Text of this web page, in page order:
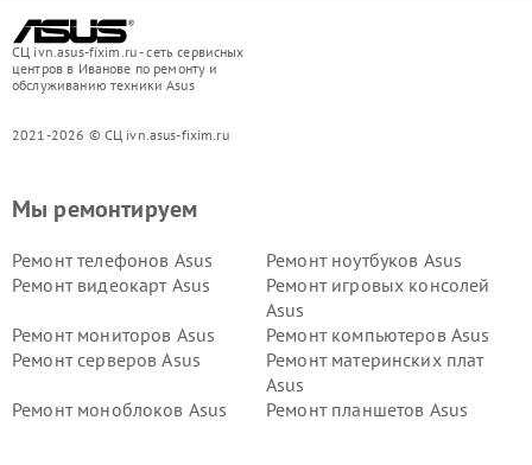
СЦ ivn.asus-fixim.ru - сеть сервисных
центров в Иванове по ремонту и
обслуживанию техники Asus
2021-2026 © СЦ ivn.asus-fixim.ru
Мы ремонтируем
Ремонт телефонов Asus
Ремонт ноутбуков Asus
Ремонт видеокарт Asus
Ремонт игровых консолей
Asus
Ремонт мониторов Asus
Ремонт компьютеров Asus
Ремонт серверов Asus
Ремонт материнских плат
Asus
Ремонт моноблоков Asus
Ремонт планшетов Asus